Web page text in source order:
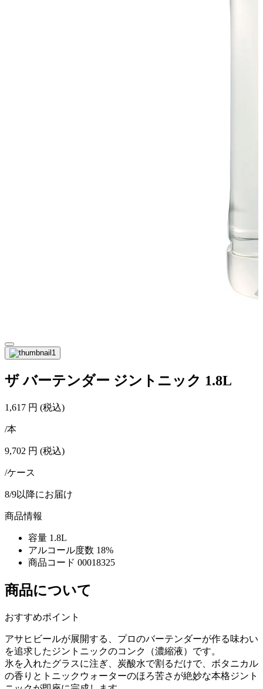
ザ バーテンダー ジントニック 1.8L
1,617 円 (税込)
/本
9,702 円 (税込)
/ケース
8/9以降にお届け
商品情報
容量 1.8L
アルコール度数 18%
商品コード 00018325
商品について
おすすめポイント
アサヒビールが展開する、プロのバーテンダーが作る味わい
を追求したジントニックのコンク（濃縮液）です。
氷を入れたグラスに注ぎ、炭酸水で割るだけで、ボタニカル
の香りとトニックウォーターのほろ苦さが絶妙な本格ジント